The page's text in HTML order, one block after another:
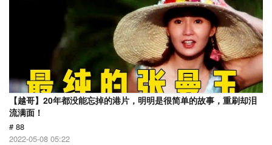
【越哥】20年都没能忘掉的港片，明明是很简单的故事，重刷却泪
流满面！
# 88
2022-05-08 05:22